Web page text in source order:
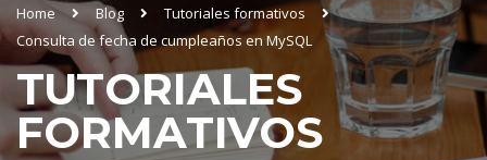
Home Blog
Tutoriales formativos
Consulta de fecha de cumpleaños en MySQL
TUTORIALES
FORMATIVOS